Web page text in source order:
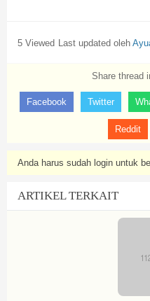
5 Viewed Last updated oleh
Share thread
Facebook Twitter
Reddit
Anda harus sudah login untuk
ARTIKEL TERKAIT